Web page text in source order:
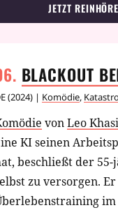
JETZT
BLACKOUT
(2024) | Komödie,
vonLeo
KI seinen
beschließt der
zu versorgen.